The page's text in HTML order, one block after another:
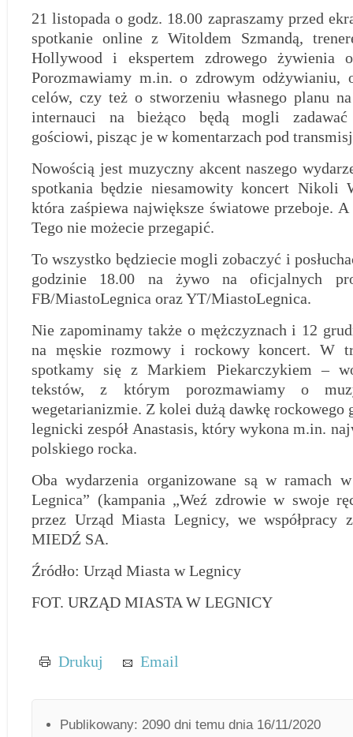
21 listopada o godz. 18.00 zapraszamy przed
spotkanie online z Witoldem Szmandą,
Hollywood i ekspertem zdrowego żywienia
Porozmawiamy m.in. o zdrowym odżywianiu,
celów, czy też o stworzeniu własnego planu
internauci na bieżąco będą mogli zadawać
gościowi, pisząc je w komentarzach pod
Nowością jest muzyczny akcent naszego
spotkania będzie niesamowity koncert Nikoli
która zaśpiewa największe światowe przeboje.
Tego nie możecie przegapić.
To wszystko będziecie mogli zobaczyć i
godzinie 18.00 na żywo na oficjalnych
FB/MiastoLegnica oraz YT/MiastoLegnica.
Nie zapominamy także o mężczyznach i 12
na męskie rozmowy i rockowy koncert. W
spotkamy się z Markiem Piekarczykiem –
tekstów, z którym porozmawiamy o
wegetarianizmie. Z kolei dużą dawkę rockowego
legnicki zespół Anastasis, który wykona m.in.
polskiego rocka.
Oba wydarzenia organizowane są w ramach
Legnica” (kampania „Weź zdrowie w swoje
przez Urząd Miasta Legnicy, we współpracy
MIEDŹ SA.
Źródło: Urząd Miasta w Legnicy
FOT. URZĄD MIASTA W LEGNICY
Drukuj Email
Publikowany: 2090 dni temu dnia 16/11/2020